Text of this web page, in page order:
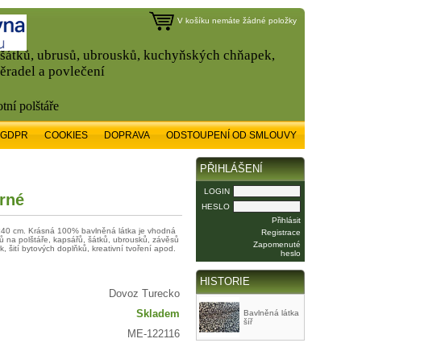
ubrusů, ubrousků, kuchyňských chňapek,
a povlečení
polštáře
V košíku nemáte žádné položky
GDPR COOKIES DOPRAVA ODSTOUPENÍ OD SMLOUVY
cm. Krásná 100% bavlněná látka je vhodná
na polštáře, kapsářů, šátků, ubrousků, závěsů
šití bytových doplňků, kreativní tvoření apod.
Dovoz Turecko
Skladem
ME-122116
PŘIHLÁŠENÍ
LOGIN
HESLO
Přihlásit
Registrace
Zapomenuté
heslo
HISTORIE
Bavlněná látka
šíř